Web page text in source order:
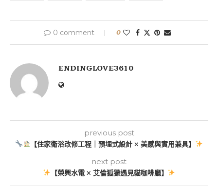
0 comment 0
ENDINGLOVE3610
previous post
【住家衛浴改修工程｜預埋式設計 × 美感與實用兼具】
next post
【榮興水電 × 艾倫狐獴遇見貓咖啡廳】